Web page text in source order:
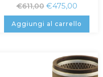
€611,00 €475,00
Aggiungi al carrello